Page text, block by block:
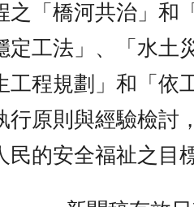
之「橋河共治」和
定工法」、「水土
工程規劃」和「依
原則與經驗檢討
民的安全福祉之目